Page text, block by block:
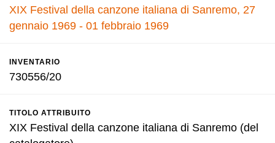
XIX Festival della canzone italiana di Sanremo, 27
gennaio 1969 - 01 febbraio 1969
INVENTARIO
730556/20
TITOLO ATTRIBUITO
XIX Festival della canzone italiana di Sanremo (del